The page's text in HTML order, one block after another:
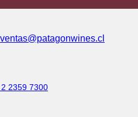
ventas@patagonwines.cl
2359 7300